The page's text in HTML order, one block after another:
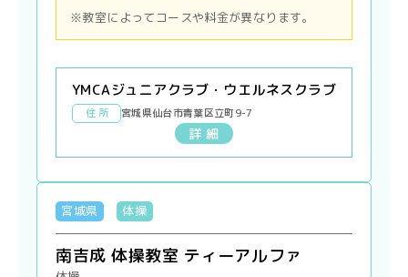
※教室によってコースや料金が異なります。
YMCAジュニアクラブ・ウエルネスクラブ
住 所 宮城県仙台市青葉区立町9-7
詳 細
宮城県 体操
南吉成 体操教室 ティーアルファ